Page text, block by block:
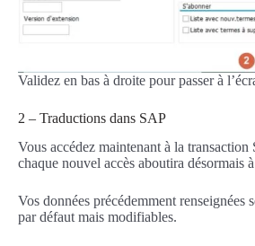
Validez en bas à droite pour passer à
2 – Traductions dans SAP
Vous accédez maintenant à la
chaque nouvel accès aboutira désormais
Vos données précédemment renseignées
par défaut mais modifiables.